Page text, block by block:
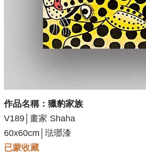
作品名稱：獵豹家族
V189│畫家 Shaha
60x60cm│琺瑯漆
已蒙收藏